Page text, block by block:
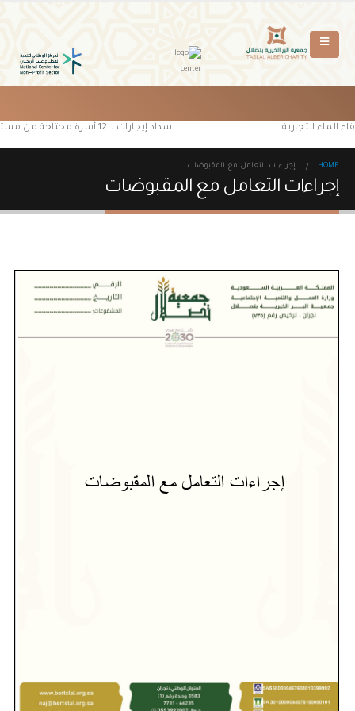
سداد إيجارات لـ 12 أسرة محتاجة من مستفيدي جمعية البر الخيرية بتصلال الماء التجارية
HOME إجراءات التعامل مع المقبوضات
إجراءات التعامل مع المقبوضات